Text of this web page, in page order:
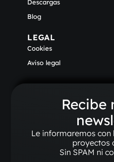
Descargas
Blog
LEGAL
Cookies
Aviso legal
Recibe
Le informaremos
proyectos
Sin SPAM ni